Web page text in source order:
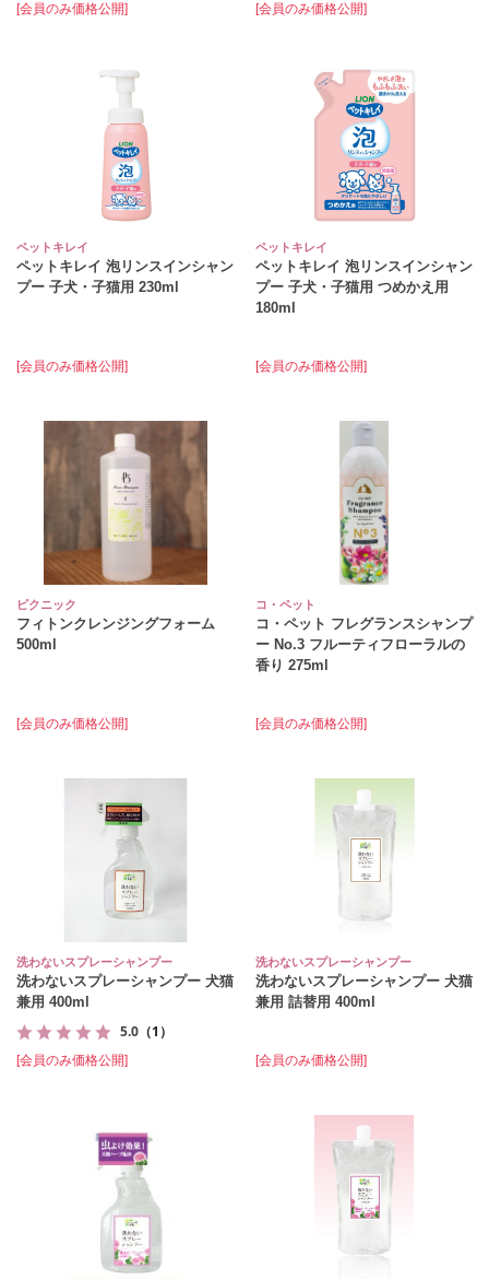
[会員のみ価格公開] [会員のみ価格公開]
ペットキレイ
ペットキレイ 泡リンスインシャン
プー 子犬・子猫用 230ml
[会員のみ価格公開]
ペットキレイ
ペットキレイ 泡リンスインシャン
プー 子犬・子猫用 つめかえ用
180ml
[会員のみ価格公開]
ピクニック
フィトンクレンジングフォーム
500ml
[会員のみ価格公開]
コ・ペット
コ・ペット フレグランスシャンプ
ー No.3 フルーティフローラルの
香り 275ml
[会員のみ価格公開]
洗わないスプレーシャンプー
洗わないスプレーシャンプー 犬猫
兼用 400ml
5.0 （1）
[会員のみ価格公開]
洗わないスプレーシャンプー
洗わないスプレーシャンプー 犬猫
兼用 詰替用 400ml
[会員のみ価格公開]